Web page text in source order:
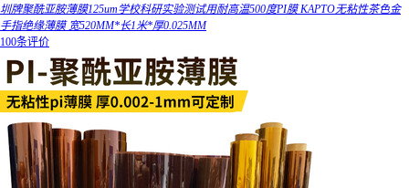
圳牌聚酰亚胺薄膜125um学校科研实验测试用耐高温500度PI膜 KAPTO无粘性茶色金
手指绝缘薄膜 宽520MM*长1米*厚0.025MM
100条评价